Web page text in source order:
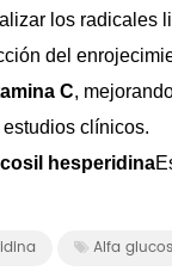
los radicales
del
C,
clínicos.
hesperidina
Alfa